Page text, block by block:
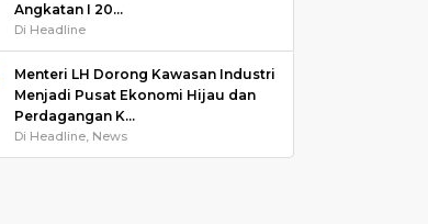
Angkatan I 20…
Di Headline
Menteri LH Dorong Kawasan Industri
Menjadi Pusat Ekonomi Hijau dan
Perdagangan K…
Di Headline, News